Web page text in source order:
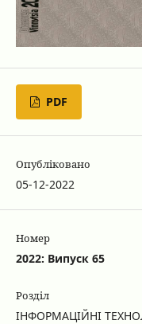
PDF
Опубліковано
05-12-2022
Номер
2022: Випуск 65
Розділ
ІНФОРМАЦІЙНІ